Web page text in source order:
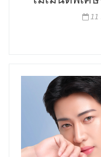
11